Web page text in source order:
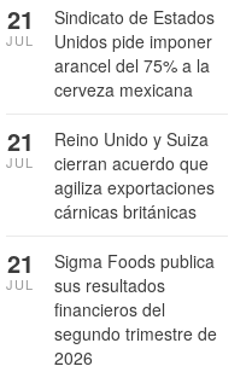
Sindicato de Estados
Unidos pide imponer
arancel del 75% a la
cerveza mexicana
21
JUL
Reino Unido y Suiza
cierran acuerdo que
agiliza exportaciones
cárnicas británicas
21
JUL
Sigma Foods publica
sus resultados
financieros del
segundo trimestre de
2026
21
JUL